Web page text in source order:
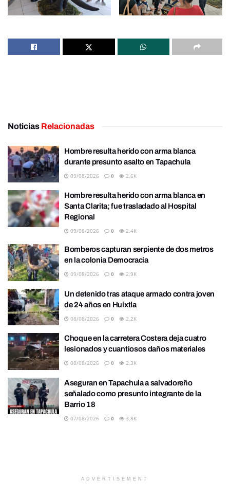
Noticias Relacionadas
Hombre resulta herido con arma blanca
durante presunto asalto en Tapachula
09/08/2026 0 2.6K
Hombre resulta herido con arma blanca en
Santa Clarita; fue trasladado al Hospital
Regional
09/08/2026 0 2.4K
Bomberos capturan serpiente de dos metros
en la colonia Democracia
09/08/2026 0 2.9K
Un detenido tras ataque armado contra joven
de 24 años en Huixtla
08/08/2026 0 2.2K
Choque en la carretera Costera deja cuatro
lesionados y cuantiosos daños materiales
08/08/2026 0 2.3K
Aseguran en Tapachula a salvadoreño
señalado como presunto integrante de la
Barrio 18
07/08/2026 0 3.8K
ADVERTISEMENT